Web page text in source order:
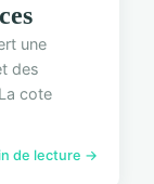
une
des
cote
de lecture →